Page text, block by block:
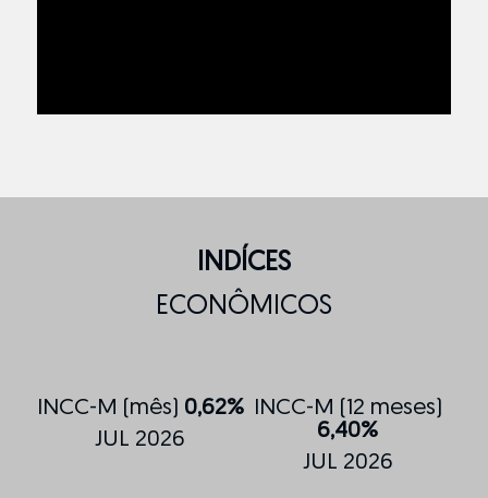
INDÍCES
ECONÔMICOS
INCC-M (mês) 0,62%
JUL 2026
INCC-M (12 meses)
6,40%
JUL 2026